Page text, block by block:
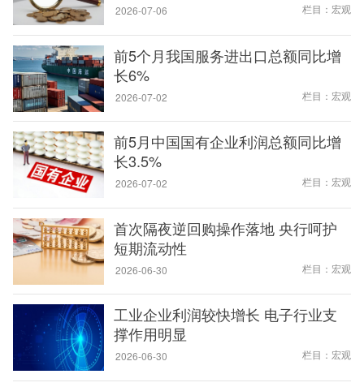
2026-07-06 栏目：宏观
前5个月我国服务进出口总额同比增
长6%
2026-07-02 栏目：宏观
前5月中国国有企业利润总额同比增
长3.5%
2026-07-02 栏目：宏观
首次隔夜逆回购操作落地 央行呵护
短期流动性
2026-06-30 栏目：宏观
工业企业利润较快增长 电子行业支
撑作用明显
2026-06-30 栏目：宏观